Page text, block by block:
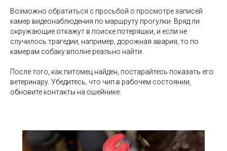
Возможно обратиться с просьбой о просмотре записей
камер видеонаблюдения по маршруту прогулки. Вряд ли
окружающие откажут в поиске потеряшки, и если не
случилось трагедии, например, дорожная авария, то по
камерам собаку вполне реально найти.
После того, как питомец найден, постарайтесь показать его
ветеринару. Убедитесь, что чип в рабочем состоянии,
обновите контакты на ошейнике.